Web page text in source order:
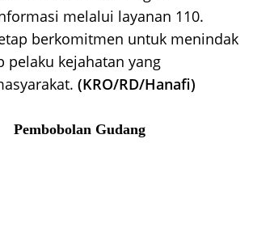
melalui layanan 110.
berkomitmen untuk menindak
pelaku kejahatan yang
(KRO/RD/Hanafi)
Pembobolan Gudang